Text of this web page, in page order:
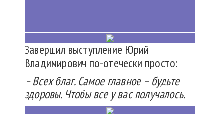
Завершил выступление Юрий
Владимирович по-отечески просто:
– Всех благ. Самое главное – будьте
здоровы. Чтобы все у вас получалось.